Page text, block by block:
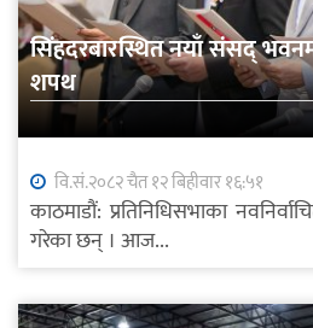
सिंहदरबारस्थित नयाँ संसद्
शपथ
वि.सं.२०८२ चैत १२ बिहीवार १६:५१
काठमाडौं: प्रतिनिधिसभाका
गरेका छन् । आज...